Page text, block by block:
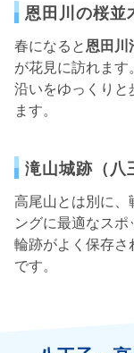
恩田川の桜並
春になると恩田川
が花見に訪れま
沿いをゆっくりと
ます。
滝山城跡（八
高尾山とは別に、
ングに最適なス
輪跡がよく保存
です。